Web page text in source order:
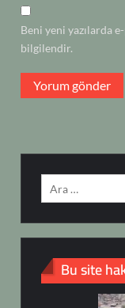
Beni yeni yazılarda
bilgilendir.
Bu site